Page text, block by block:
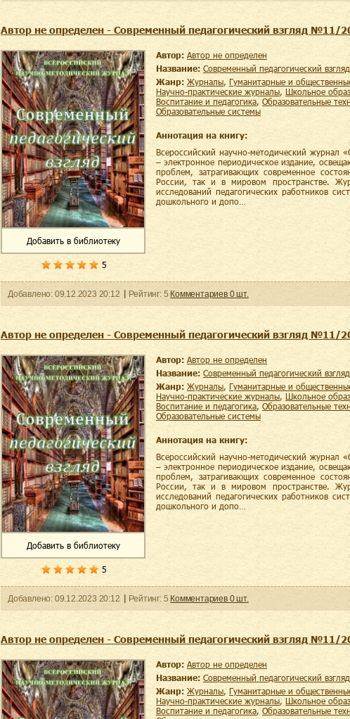
Автор не определен - Современный педагогический взгляд №11/
Добавить в библиотеку
5
Автор:
Автор не определен
Название:
Современный педагогический
Жанр:
журналы, гуманитарные и
научно-практические журналы, школьное
воспитание и педагогика, образовательные
образовательные системы
Аннотация на книгу:
Всероссийский научно-методический журнал
– электронное периодическое издание,
проблем, затрагивающих современное
России, так и в мировом пространстве.
исследований педагогических работников
дошкольного и допо…
Добавленo: 09.12.2023 20:12 Рейтинг: 5 Комментариев 0шт.
Автор не определен - Современный педагогический взгляд №11/
Добавить в библиотеку
5
Автор:
Автор не определен
Название:
Современный педагогический
Жанр:
журналы, гуманитарные и
научно-практические журналы, школьное
воспитание и педагогика, образовательные
образовательные системы
Аннотация на книгу:
Всероссийский научно-методический журнал
– электронное периодическое издание,
проблем, затрагивающих современное
России, так и в мировом пространстве.
исследований педагогических работников
дошкольного и допо…
Добавленo: 09.12.2023 20:12 Рейтинг: 5 Комментариев 0шт.
Автор не определен - Современный педагогический взгляд №11/
Автор:
Автор не определен
Название:
Современный педагогический
Жанр:
журналы, гуманитарные и
научно-практические журналы, школьное
воспитание и педагогика, образовательные